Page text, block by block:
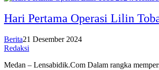
Hari Pertama Operasi Lilin
Berita21 Desember 2024
Redaksi
Medan – Lensabidik.Com Dalam rangka